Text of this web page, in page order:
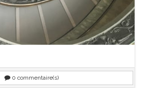
0 commentaire(s)